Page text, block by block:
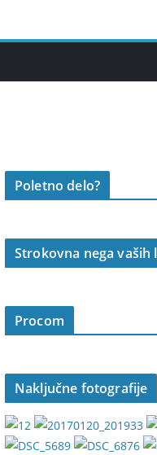
Poletno delo?
Strokovna nega vaših
Procom
Naključne fotografije